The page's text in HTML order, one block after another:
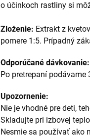
o účinkoch rastliny si
Zloženie: Extrakt z
pomere 1:5. Prípadný
Odporúčané dávkovanie:
Po pretrepaní podávame
Upozornenie:
Nie je vhodné pre deti,
Skladujte pri izbovej
Nesmie sa používať ako